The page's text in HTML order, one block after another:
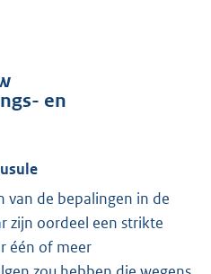
en
van de bepalingen in de
zijn oordeel een strikte
één of meer